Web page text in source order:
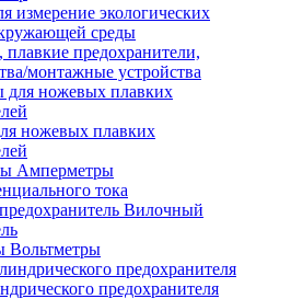
измерение экологических
среды
плавкие предохранители,
монтажные устройства
ножевых плавких
Амперметры
тока
Вилочный
Вольтметры
предохранителя